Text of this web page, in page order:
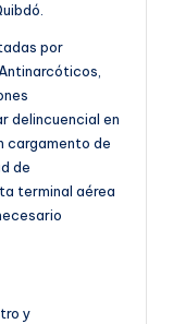
por
delincuencial en
cargamento de
de
terminal aérea
y